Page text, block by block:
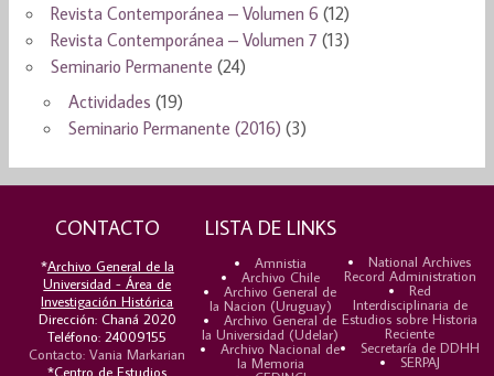
Revista Contemporánea – Volumen 6 (12)
Revista Contemporánea – Volumen 7 (13)
Seminario Permanente (24)
Actividades (19)
Seminario Permanente (2016) (3)
CONTACTO
*Archivo General de la
Universidad - Área de
Investigación Histórica
Dirección: Chaná 2020
Teléfono: 24009155
Contacto: Vania Markarian
*Centro de Estudios
LISTA DE LINKS
Amnistia
Archivo Chile
Archivo General de
la Nacion (Uruguay)
Archivo General de
la Universidad (Udelar)
Archivo Nacional de
la Memoria
National Archives
Record Administration
Red
Interdisciplinaria de
Estudios sobre Historia
Reciente
Secretaría de DDHH
SERPAJ